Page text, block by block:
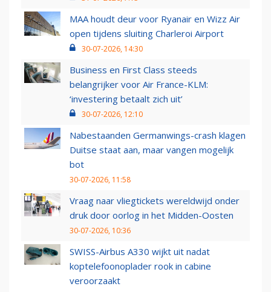
MAA houdt deur voor Ryanair en Wizz Air
open tijdens sluiting Charleroi Airport
30-07-2026, 14:30
Business en First Class steeds
belangrijker voor Air France-KLM:
‘investering betaalt zich uit’
30-07-2026, 12:10
Nabestaanden Germanwings-crash klagen
Duitse staat aan, maar vangen mogelijk
bot
30-07-2026, 11:58
Vraag naar vliegtickets wereldwijd onder
druk door oorlog in het Midden-Oosten
30-07-2026, 10:36
SWISS-Airbus A330 wijkt uit nadat
koptelefoonoplader rook in cabine
veroorzaakt